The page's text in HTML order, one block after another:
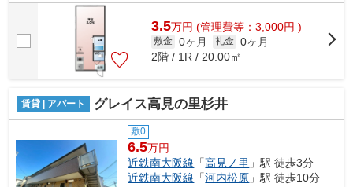
セスが便利です。こちらの物件はアパ...
3.5万円 (管理費等：3,000円 )
敷金 0ヶ月 礼金 0ヶ月
2階 / 1R / 20.00㎡
賃貸 | アパート グレイス高見の里杉井
敷0
6.5万円
近鉄南大阪線 「高見ノ里 」駅 徒歩3分
近鉄南大阪線 「河内松原 」駅 徒歩10分